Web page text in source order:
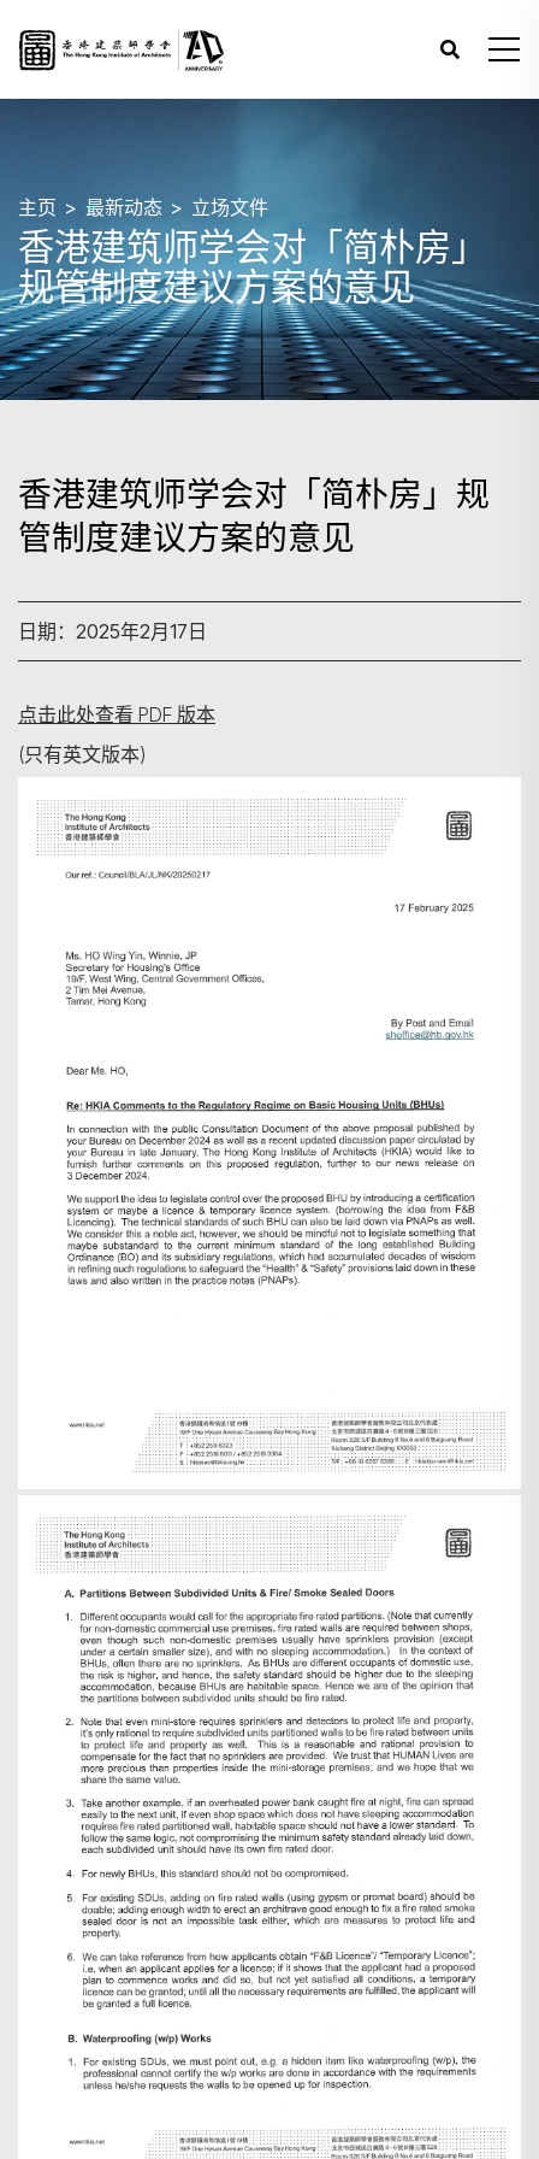
主页 最新动态 立场文件
香港建筑师学会对「简朴房」
规管制度建议方案的意见
香港建筑师学会对「简朴房」规
管制度建议方案的意见
日期：2025年2月17日
点击此处查看 PDF 版本
(只有英文版本)